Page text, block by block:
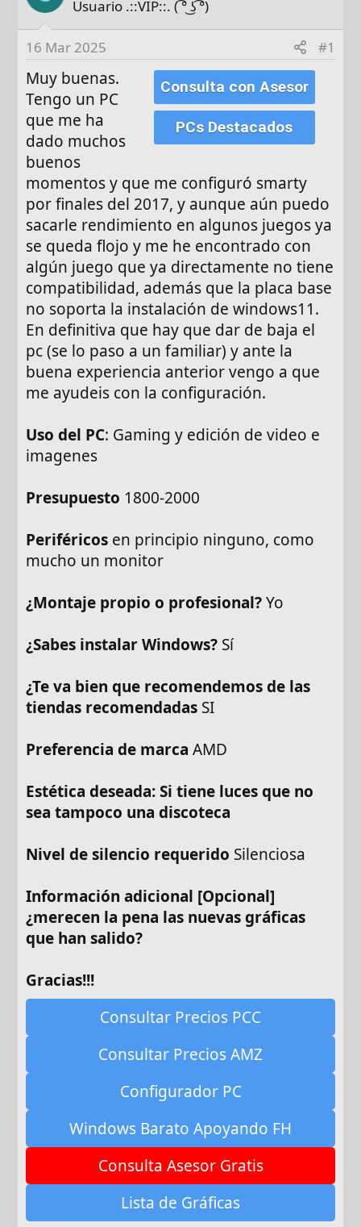
r
e
i
Usuario .::VIP::. ( ͡° ͜ʖ ͡°)
16 Mar 2025 #1
Consulta con Asesor
PCs Destacados
Muy buenas.
Tengo un PC
que me ha
dado muchos
buenos
momentos y que me configuró smarty
por finales del 2017, y aunque aún puedo
sacarle rendimiento en algunos juegos ya
se queda flojo y me he encontrado con
algún juego que ya directamente no tiene
compatibilidad, además que la placa base
no soporta la instalación de windows11.
En definitiva que hay que dar de baja el
pc (se lo paso a un familiar) y ante la
buena experiencia anterior vengo a que
me ayudeis con la configuración.
Uso del PC: Gaming y edición de video e
imagenes
Presupuesto 1800-2000
Periféricos en principio ninguno, como
mucho un monitor
¿Montaje propio o profesional?Yo
¿Sabes instalar Windows? Sí
¿Te va bien que recomendemos de las
tiendas recomendadas SI
Preferencia de marcaAMD
Estética deseada: Si tiene luces que no
sea tampoco una discoteca
Nivel de silencio requerido Silenciosa
Información adicional [Opcional]
¿merecen la pena las nuevas gráficas
que han salido?
Gracias!!!
Consultar Precios PCC
Consultar Precios AMZ
Configurador PC
Windows Barato Apoyando FH
Consulta Asesor Gratis
Lista de Gráficas